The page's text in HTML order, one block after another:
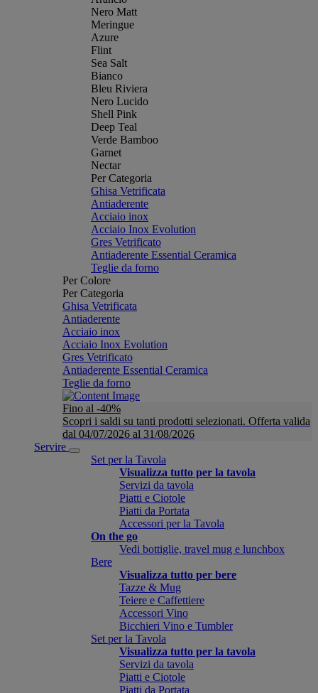
Nero Matt
Meringue
Azure
Flint
Sea Salt
Bianco
Bleu Riviera
Nero Lucido
Shell Pink
Deep Teal
Verde Bamboo
Garnet
Nectar
Per Categoria
Ghisa Vetrificata
Antiaderente
Acciaio inox
Acciaio Inox Evolution
Gres Vetrificato
Antiaderente Essential Ceramica
Teglie da forno
Per Colore
Per Categoria
Ghisa Vetrificata
Antiaderente
Acciaio inox
Acciaio Inox Evolution
Gres Vetrificato
Antiaderente Essential Ceramica
Teglie da forno
Fino al -40%
Scopri i saldi su tanti prodotti selezionati. Offerta valida
dal 04/07/2026 al 31/08/2026
Servire
Set per la Tavola
Visualizza tutto per la tavola
Servizi da tavola
Piatti e Ciotole
Piatti da Portata
Accessori per la Tavola
On the go
Vedi bottiglie, travel mug e lunchbox
Bere
Visualizza tutto per bere
Tazze & Mug
Teiere e Caffettiere
Accessori Vino
Bicchieri Vino e Tumbler
Set per la Tavola
Visualizza tutto per la tavola
Servizi da tavola
Piatti e Ciotole
Piatti da Portata